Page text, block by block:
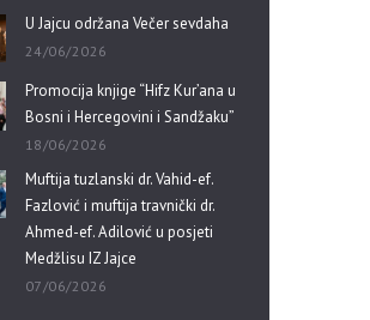
U Jajcu održana Večer sevdaha
24/06/2026
Promocija knjige “Hifz Kur’ana u
Bosni i Hercegovini i Sandžaku”
18/06/2026
Muftija tuzlanski dr. Vahid-ef.
Fazlović i muftija travnički dr.
Ahmed-ef. Adilović u posjeti
Medžlisu IZ Jajce
07/06/2026